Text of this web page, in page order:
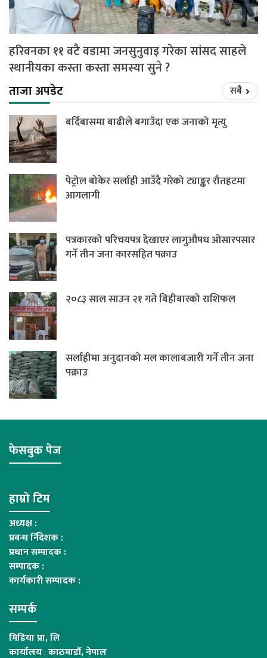
हरिवनका ११ वटै वडामा जनसुनुवाइ गरेका सांसद साहले
स्थानीयका कस्ता कस्ता समस्या सुने ?
ताजा अपडेट
सबै
बर्दिबासमा बाढीले बगाउँदा एक जनाको मृत्यु
पेट्रोल बोकेर सर्लाही आउँदै गरेको ट्याङ्कर रौतहटमा
आगलागी
पत्रकारको परिचयपत्र देखाएर लागुऔषध ओसारपसार
गर्ने तीन जना कारसहित पक्राउ
२०८३ साल साउन २१ गते बिहीबारको राशिफल
सर्लाहीमा अनुदानको मल कालाबजारी गर्ने तीन जना
पक्राउ
फेसबुक पेज
हाम्रो टिम
अध्यक्ष :
प्रबन्ध र्निदेशक :
प्रधान सम्पादक :
सम्पादक :
कार्यकारी सम्पादक :
सम्पर्क
मिडिया प्रा, लि
कार्यालय:काठमाडौं, नेपाल